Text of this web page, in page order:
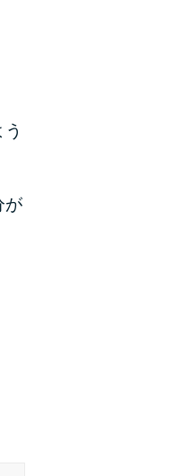
ードローン
の理由
が